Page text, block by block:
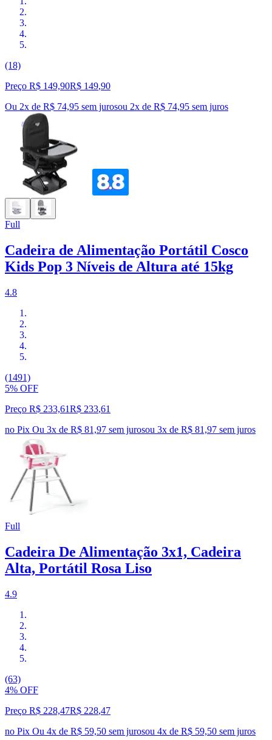
(18)
Preço R$ 149,90R$ 149,90
Ou 2x de R$ 74,95 sem jurosou 2x de R$ 74,95 sem juros
Full
Cadeira de Alimentação Portátil Cosco
Kids Pop 3 Níveis de Altura até 15kg
4.8
(1491)
5% OFF
Preço R$ 233,61R$ 233,61
no Pix Ou 3x de R$ 81,97 sem jurosou 3x de R$ 81,97 sem juros
Full
Cadeira De Alimentação 3x1, Cadeira
Alta, Portátil Rosa Liso
4.9
(63)
4% OFF
Preço R$ 228,47R$ 228,47
no Pix Ou 4x de R$ 59,50 sem jurosou 4x de R$ 59,50 sem juros